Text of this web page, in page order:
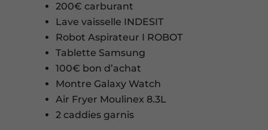
200€ carburant
Lave vaisselle INDESIT
Robot Aspirateur I ROBOT
Tablette Samsung
100€ bon d’achat
Montre Galaxy Watch
Air Fryer Moulinex 8.3L
2 caddies garnis